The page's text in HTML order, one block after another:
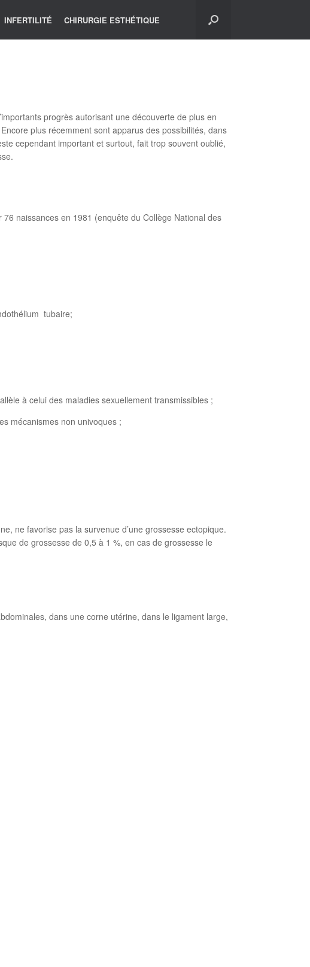
INFERTILITÉ CHIRURGIE ESTHÉTIQUE
progrès autorisant une découverte de plus en
plus récemment sont apparus des possibilités, dans
cependant important et surtout, fait trop souvent oublié,
naissances en 1981 (enquête du Collège National des
tubaire;
à celui des maladies sexuellement transmissibles ;
mécanismes non univoques ;
ne favorise pas la survenue d’une grossesse ectopique.
de grossesse de 0,5 à 1 %, en cas de grossesse le
dans une corne utérine, dans le ligament large,